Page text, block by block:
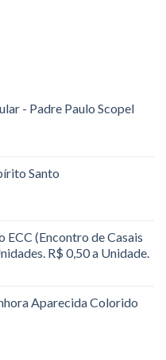
- Padre Paulo Scopel
Santo
ECC (Encontro de Casais
R$ 0,50 a Unidade.
Aparecida Colorido